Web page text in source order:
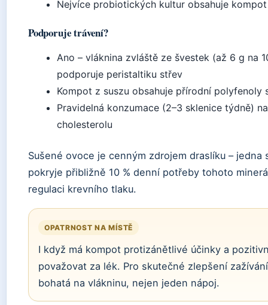
Nejvíce probiotických kultur obsahuje
Podporuje trávení?
Ano – vláknina zvláště ze švestek (až 6 g na
podporuje peristaltiku střev
Kompot z suszu obsahuje přírodní polyfenoly
Pravidelná konzumace (2–3 sklenice týdně)
cholesterolu
Sušené ovoce je cenným zdrojem draslíku –
pokryje přibližně 10 % denní potřeby tohoto
regulaci krevního tlaku.
OPATRNOST NA MÍSTĚ
I když má kompot protizánětlivé účinky a
považovat za lék. Pro skutečné zlepšení
bohatá na vlákninu, nejen jeden nápoj.